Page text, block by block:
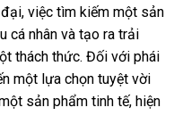
lớn
, việc tìm kiếm một sản
cá nhân hàng
nhái
và tạo ra trải
thách thứccó
nên
mua
. Đối Thái
Lan
với phái
một lựa chọn tuyệt vời
sản phẩm tinh tếtiết
, hiện